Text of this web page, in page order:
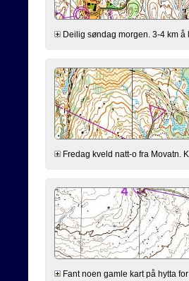
Deilig søndag morgen. 3-4 km å
Fredag kveld natt-o fra Movatn.
Fant noen gamle kart på hytta